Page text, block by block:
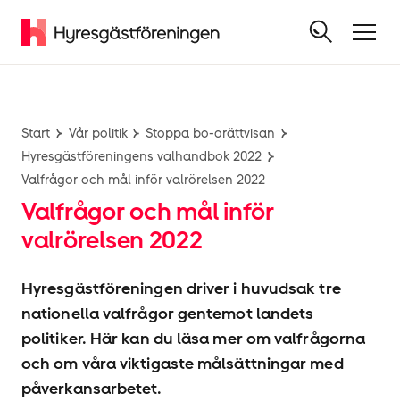
Start Vår politik
Stoppa bo-orättvisan
Hyresgäst­föreningens valhandbok 2022
Valfrågor och mål inför valrörelsen 2022
Valfrågor och mål inför
valrörelsen 2022
Hyresgäst­föreningen driver i huvudsak tre
nationella valfrågor gentemot landets
politiker. Här kan du läsa mer om valfrågorna
och om våra viktigaste målsättningar med
påverkansarbetet.